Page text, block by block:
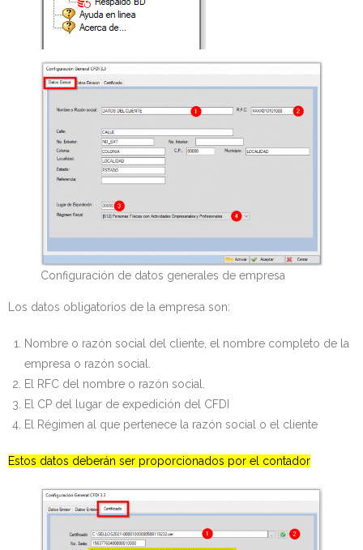
Configuración de datos generales de empresa
Los datos obligatorios de la empresa son:
Nombre o razón social del cliente, el nombre completo de la
empresa o razón social.
El RFC del nombre o razón social.
El CP del lugar de expedición del CFDI
El Régimen al que pertenece la razón social o el cliente
Estos datos deberán ser proporcionados por el contador